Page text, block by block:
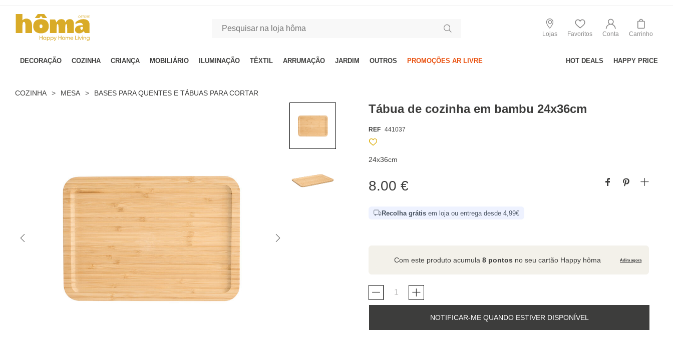
Lojas Favoritos Conta Carrinho
DECORAÇÃO COZINHA CRIANÇA MOBILIÁRIO ILUMINAÇÃO TÊXTIL ARRUMAÇÃO JARDIM OUTROS PROMOÇÕES AR LIVRE HOT DEALS HAPPY PRICE
COZINHA > MESA > BASES PARA QUENTES E TÁBUAS PARA CORTAR
Tábua de cozinha em bambu 24x36cm
REF 441037
24x36cm
8.00 €
Recolha grátis em loja ou entrega desde 4,99€
Com este produto acumula8 pontos no seu cartão Happy hôma Adira agora
NOTIFICAR-ME QUANDO ESTIVER DISPONÍVEL